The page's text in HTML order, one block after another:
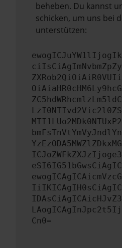
beheben. Du kannst
schicken, um uns bei
unterstützen:
Cn0=